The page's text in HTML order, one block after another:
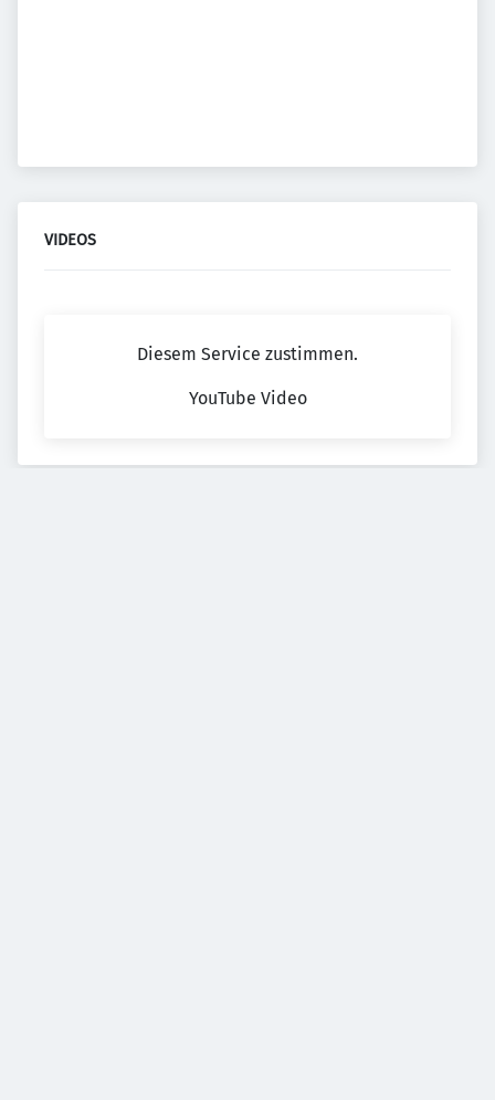
VIDEOS
Diesem Service zustimmen.
YouTube Video